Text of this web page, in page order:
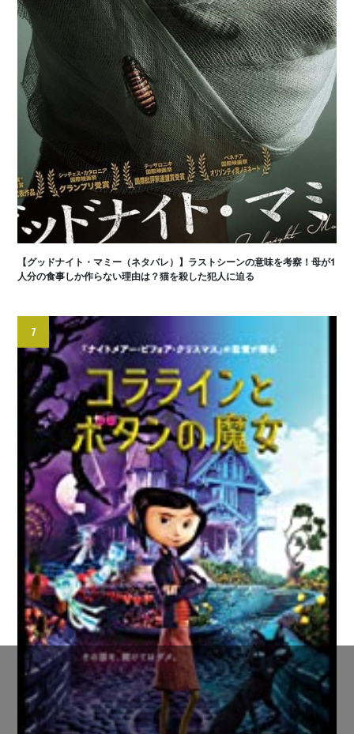
【グッドナイト・マミー（ネタバレ）】ラストシーンの意味を考察！母が1
人分の食事しか作らない理由は？猫を殺した犯人に迫る
7